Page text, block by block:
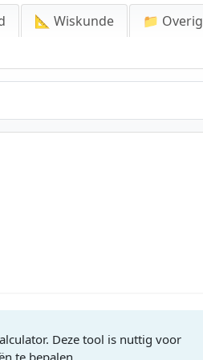
📐 Wiskunde 📁 Overig
Deze tool is nuttig voor
te bepalen.